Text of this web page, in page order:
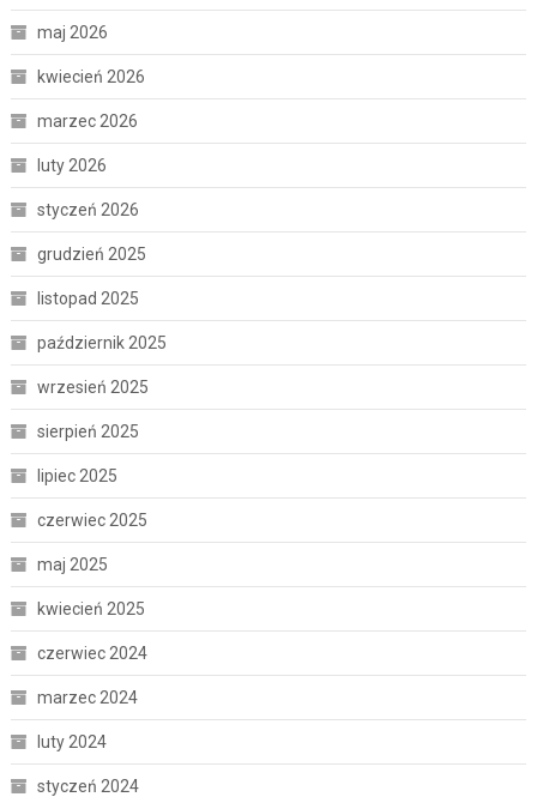
maj 2026
kwiecień 2026
marzec 2026
luty 2026
styczeń 2026
grudzień 2025
listopad 2025
październik 2025
wrzesień 2025
sierpień 2025
lipiec 2025
czerwiec 2025
maj 2025
kwiecień 2025
czerwiec 2024
marzec 2024
luty 2024
styczeń 2024